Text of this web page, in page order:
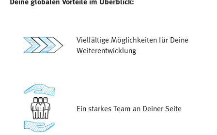
Vielfältige Möglichkeiten für Deine
Weiterentwicklung
Ein starkes Team an Deiner Seite